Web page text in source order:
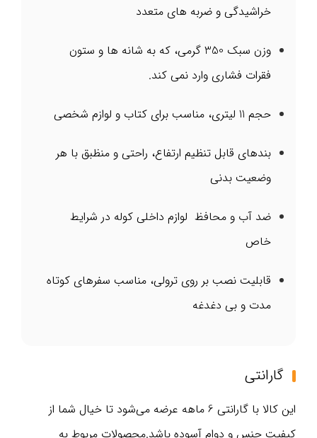
خراشیدگی و ضربه های متعدد
وزن سبک 350 گرمی، که به شانه ها و ستون
فقرات فشاری وارد نمی کند.
حجم 11 لیتری، مناسب برای کتاب و لوازم شخصی
بندهای قابل تنظیم ارتفاع، راحتی و منظبق با هر
وضعیت بدنی
ضد آب و محافظ لوازم داخلی کوله در شرایط
خاص
قابلیت نصب بر روی ترولی، مناسب سفرهای کوتاه
مدت و بی‌ دغدغه
گارانتی
این کالا با گارانتی 6 ماهه عرضه می‌شود تا خیال شما از
کیفیت جنس و دوام آسوده باشد.محصولات مربوط به